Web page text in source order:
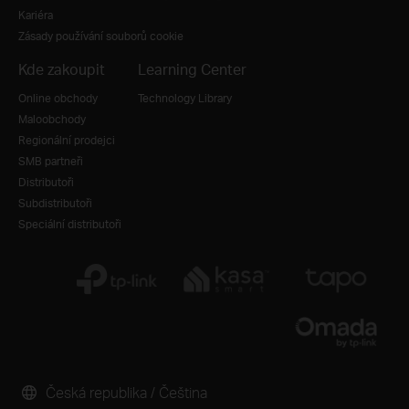
Kariéra
Zásady používání souborů cookie
Kde zakoupit
Online obchody
Maloobchody
Regionální prodejci
SMB partneři
Distributoři
Subdistributoři
Speciální distributoři
Learning Center
Technology Library
Česká republika / Čeština